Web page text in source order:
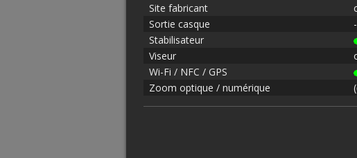
Site fabricant
Sortie casque
-
Stabilisateur
Viseur
Wi-Fi / NFC / GPS
Zoom optique / numérique